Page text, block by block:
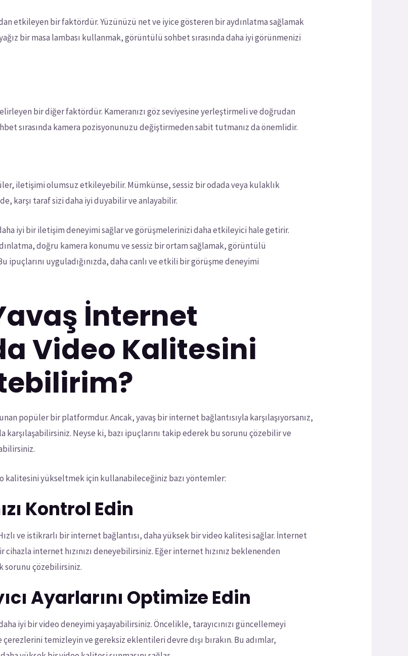
etkileyen bir faktördür. Yüzünüzü net ve iyice gösteren bir aydınlatma sağlamak
bir masa lambası kullanmak, görüntülü sohbet sırasında daha iyi görünmenizi
bir diğer faktördür. Kameranızı göz seviyesine yerleştirmeli ve doğrudan
sırasında kamera pozisyonunuzu değiştirmeden sabit tutmanız da önemlidir.
iletişimi olumsuz etkileyebilir. Mümkünse, sessiz bir odada veya kulaklık
karşı taraf sizi daha iyi duyabilir ve anlayabilir.
iyi bir iletişim deneyimi sağlar ve görüşmelerinizi daha etkileyici hale getirir.
doğru kamera konumu ve sessiz bir ortam sağlamak, görüntülü
ipuçlarını uyguladığınızda, daha canlı ve etkili bir görüşme deneyimi
İnternet
Video Kalitesini
popüler bir platformdur. Ancak, yavaş bir internet bağlantısıyla karşılaşıyorsanız,
karşılaşabilirsiniz. Neyse ki, bazı ipuçlarını takip ederek bu sorunu çözebilir ve
kalitesini yükseltmek için kullanabileceğiniz bazı yöntemler:
Kontrol Edin
ve istikrarlı bir internet bağlantısı, daha yüksek bir video kalitesi sağlar. İnternet
cihazla internet hızınızı deneyebilirsiniz. Eğer internet hızınız beklenenden
sorunu çözebilirsiniz.
Ayarlarını Optimize Edin
iyi bir video deneyimi yaşayabilirsiniz. Öncelikle, tarayıcınızı güncellemeyi
çerezlerini temizleyin ve gereksiz eklentileri devre dışı bırakın. Bu adımlar,